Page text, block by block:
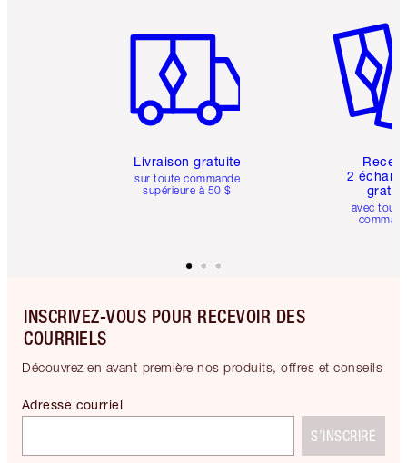
Livraison gratuite
sur toute commande
supérieure à 50 $
2
avec
INSCRIVEZ-VOUS POUR RECEVOIR DES
COURRIELS
Découvrez en avant-première nos produits, offres et conseils
Adresse courriel
S’INSCRIRE